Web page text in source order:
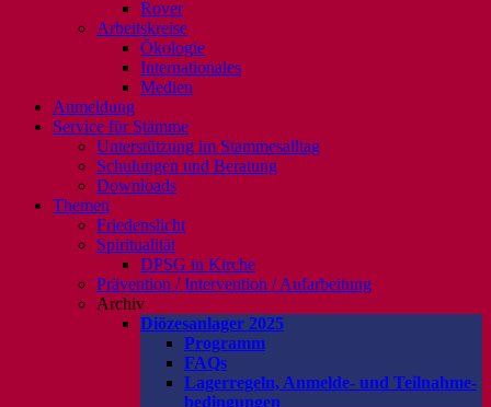
Rover
Arbeitskreise
Ökologie
Internationales
Medien
Anmeldung
Service für Stämme
Unterstützung im Stammesalltag
Schulungen und Beratung
Downloads
Themen
Friedenslicht
Spiritualität
DPSG in Kirche
Prävention / Intervention / Aufarbeitung
Archiv
Diözesanlager 2025
Programm
FAQs
Lagerregeln, Anmelde- und Teilnahme-
bedingungen